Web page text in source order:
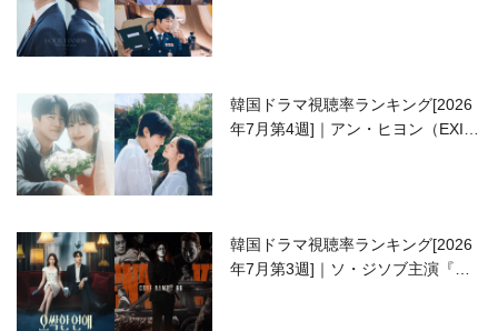
韓国ドラマ視聴率ランキング[2026
年7月第4週]｜アン・ヒヨン（EXID
韓国ドラマ視聴率ランキング[2026
年7月第3週]｜ソ・ジソブ主演『エ